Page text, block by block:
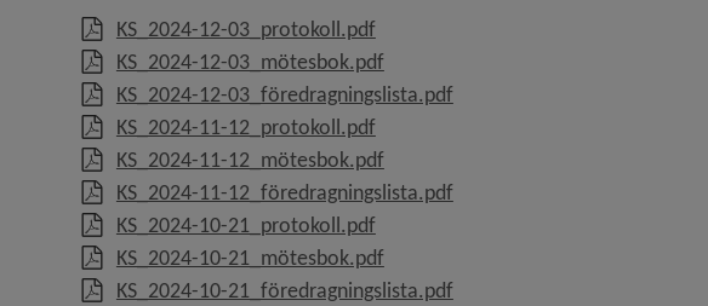
KS_2024-12-03_protokoll.pdf, 801.4 kB, öppnas i nytt fönster.
KS_2024-12-03_mötesbok.pdf, 201.1 MB, öppnas i nytt fönster.
KS_2024-12-03_föredragningslista.pdf, 64.5 kB, öppnas i nytt fönster.
KS_2024-11-12_protokoll.pdf, 898.1 kB, öppnas i nytt fönster.
KS_2024-11-12_mötesbok.pdf, 75.4 MB, öppnas i nytt fönster.
KS_2024-11-12_föredragningslista.pdf, 157.4 kB, öppnas i nytt
KS_2024-10-21_protokoll.pdf, 631.8 kB, öppnas i nytt fönster.
KS_2024-10-21_mötesbok.pdf, 15.6 MB, öppnas i nytt fönster.
KS_2024-10-21_föredragningslista.pdf, 95.7 kB, öppnas i nytt fönster.